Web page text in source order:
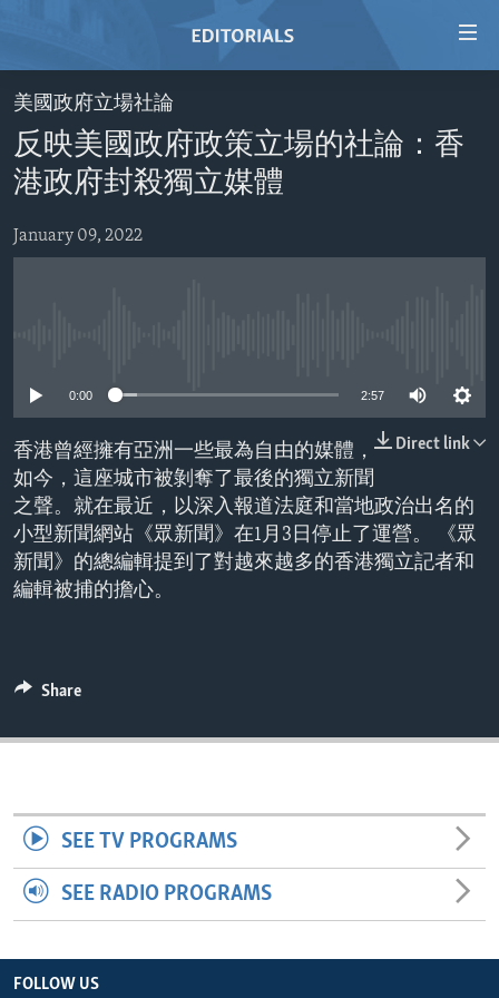
Skip
to
main
content
Skip
to
main
HOME
VIDEO
RADIO
REGIONS
EUROPE
MIDDLE EAST
AID AND DEVELOPMENT
DEMOCRACY AND GOVERNANCE
ECONOMY AND TRADE
ENVIRONMENT AND HEALTH
IDEALS AND INSTITUTIONS
FOLLOW US
美國政府立場社論
反映美國政府政策立場的社論：香
港政府封殺獨立媒體
January 09, 2022
0:00 2:57
Direct link
香港曾經擁有亞洲一些最為自由的媒體，
如今，這座城市被剝奪了最後的獨立新聞
之聲。就在最近，以深入報道法庭和當地政治出名的
小型新聞網站《眾新聞》在1月3日停止了運營。 《眾
新聞》的總編輯提到了對越來越多的香港獨立記者和
編輯被捕的擔心。
Share
SEE TV PROGRAMS
SEE RADIO PROGRAMS
FOLLOW US